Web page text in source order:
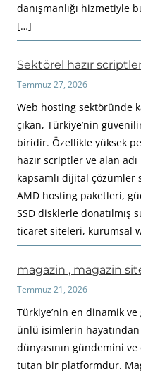
danışmanlığı hizmetiyle
[…]
Sektörel hazır
Temmuz 27, 2026
Web hosting sektöründe
çıkan, Türkiye’nin
biridir. Özellikle yüksek
hazır scriptler ve alan
kapsamlı dijital çözümler
AMD hosting paketleri,
SSD disklerle
ticaret siteleri, kurumsal
magazin , magazin
Temmuz 21, 2026
Türkiye’nin en dinamik
ünlü isimlerin
dünyasının gündemini
tutan bir platformdur.